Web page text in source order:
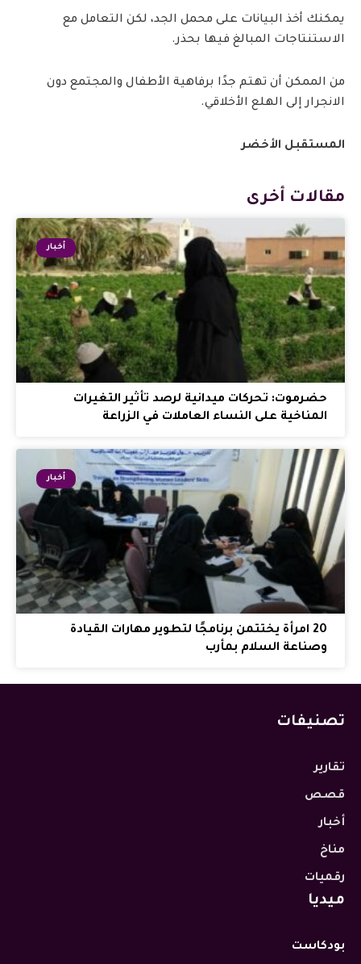
يمكنك أخذ البيانات على محمل الجد، لكن التعامل مع
الاستنتاجات المبالغ فيها بحذر.
من الممكن أن تهتم جدًا برفاهية الأطفال والمجتمع دون
الانجرار إلى الهلع الأخلاقي.
المستقبل الأخضر
مقالات أخرى
أخبار
حضرموت: تحركات ميدانية لرصد تأثير التغيرات
المناخية على النساء العاملات في الزراعة
أخبار
20 امرأة يختتمن برنامجًا لتطوير مهارات القيادة
وصناعة السلام بمأرب
تصنيفات
تقارير
قصص
أخبار
مناخ
رقميات
ميديا
بودكاست